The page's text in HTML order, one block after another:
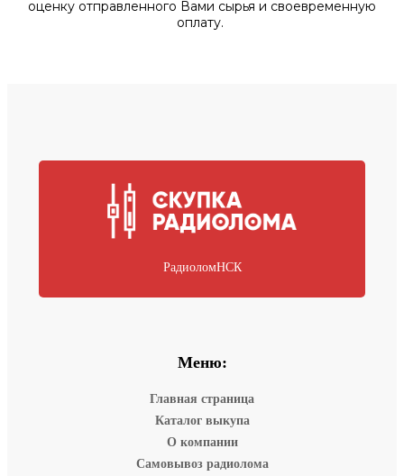
оценку отправленного Вами сырья и своевременную
оплату.
РадиоломНСК
Меню:
Главная страница
Каталог выкупа
О компании
Самовывоз радиолома